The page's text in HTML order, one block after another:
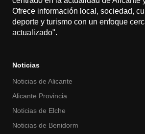
Ofrece información local, sociedad,
deporte y turismo con un enfoque
actualizado".
Noticias
Noticias de Alicante
Alicante Provincia
Noticias de Elche
Noticias de Benidorm